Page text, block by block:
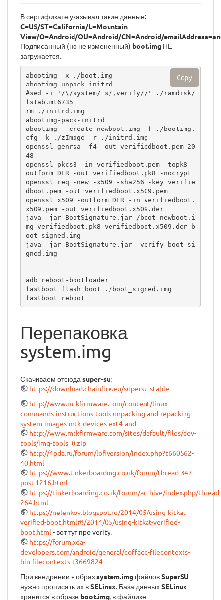
В сертификате указывал такие данные:
C=US/ST=California/L=Mountain
View/O=Android/OU=Android/CN=Android/
Подписанный (но не измененный) boot.img НЕ
загружается.
abootimg -x ./boot.img
abootimg-unpack-initrd
#sed -i '/\/system/ s/,verify//' ./ramdisk/
fstab.mt6735
rm ./initrd.img
abootimg-pack-initrd
abootimg --create newboot.img -f ./bootimg.
cfg -k ./zImage -r ./initrd.img
openssl genrsa -f4 -out verifiedboot.pem 20
48
openssl pkcs8 -in verifiedboot.pem -topk8 -
outform DER -out verifiedboot.pk8 -nocrypt
openssl req -new -x509 -sha256 -key verifie
dboot.pem -out verifiedboot.x509.pem
openssl x509 -outform DER -in verifiedboot.
x509.pem -out verifiedboot.x509.der
java -jar BootSignature.jar /boot newboot.i
mg verifiedboot.pk8 verifiedboot.x509.der b
oot_signed.img
java -jar BootSignature.jar -verify boot_si
gned.img
adb reboot-bootloader
fastboot flash boot ./boot_signed.img
fastboot reboot
Copy
Перепаковка
system.img
Скачиваем отсюда super-su:
https://download.chainfire.eu/supersu-stable
http://www.mtkfirmware.com/content/linux-
commands-instructions-tools-unpacking-and-repacking-
system-images-mtk-devices-ext4-and
http://www.mtkfirmware.com/sites/default/files/dev-
tools/img-tools_0.zip
http://4pda.ru/forum/lofiversion/index.php?t660562-
40.html
https://www.tinkerboarding.co.uk/forum/thread-347-
post-1216.html
https://tinkerboarding.co.uk/forum/archive/index.php/thread-
264.html
https://nelenkov.blogspot.ru/2014/05/using-kitkat-
verified-boot.html#!/2014/05/using-kitkat-verified-
boot.html - вот тут про verity.
https://forum.xda-
developers.com/android/general/cofface-filecontexts-
bin-filecontexts-t3669824
При внедрении в образsystem.imgфайловSuperSU
нужно прописать их вSELinux. База данныхSELinux
хранится в образе boot.img, в файлике